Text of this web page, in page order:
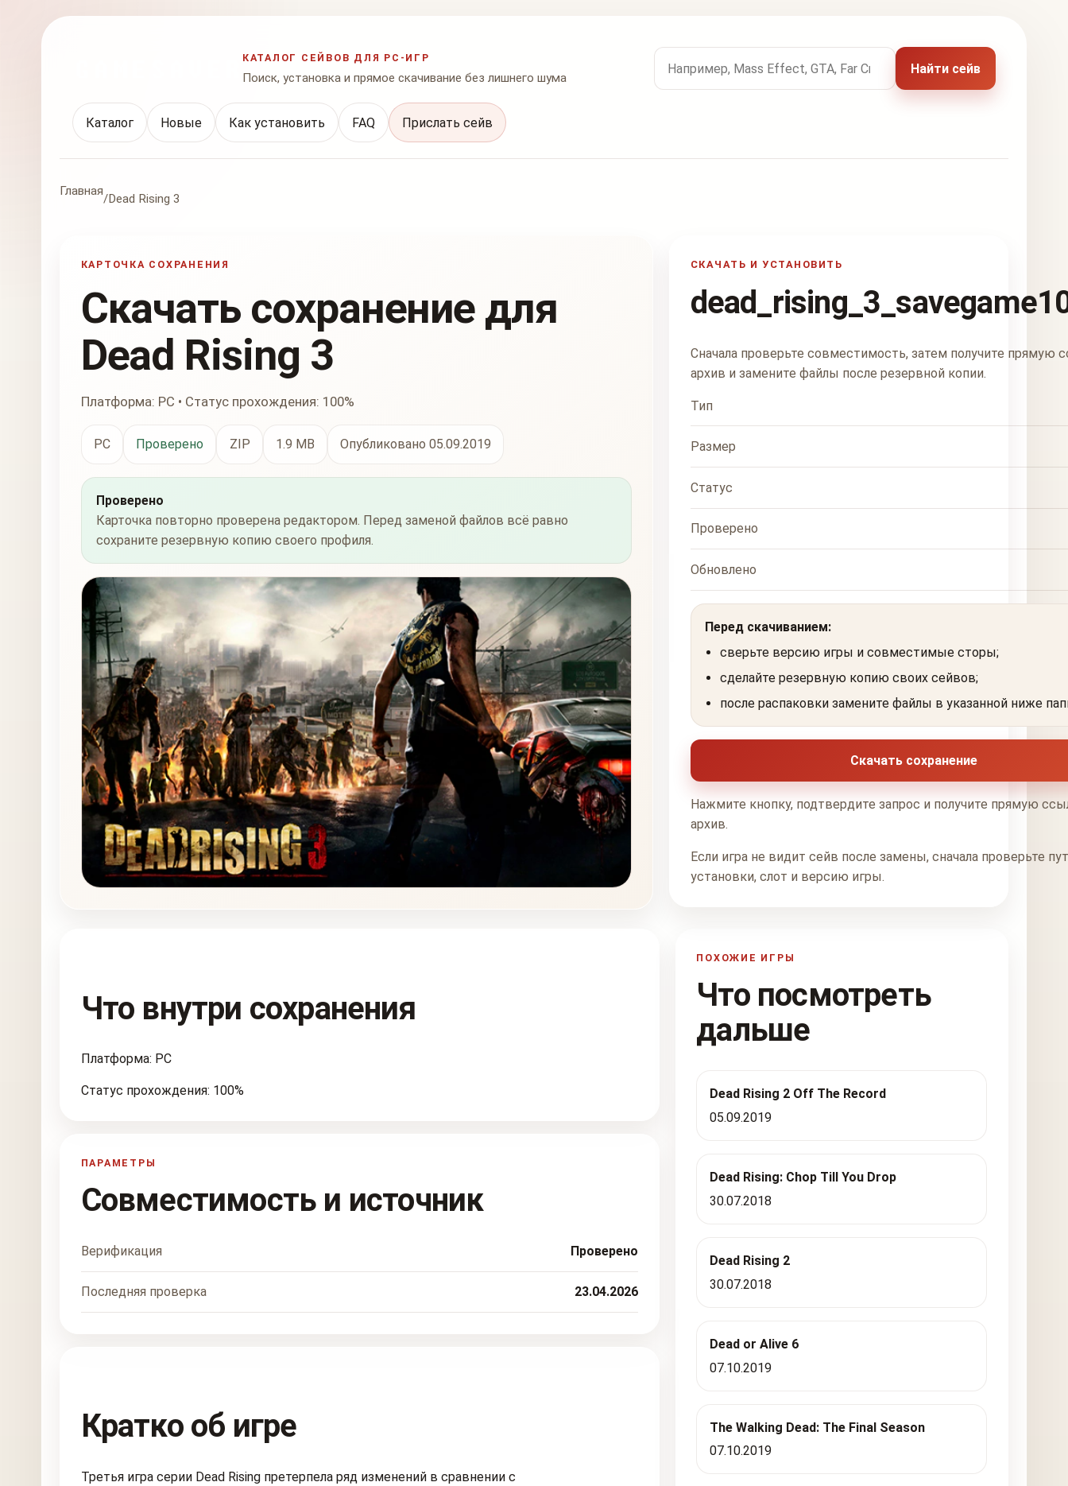
КАТАЛОГ СЕЙВОВ ДЛЯ PC-ИГР
Поиск, установка и прямое скачивание без лишнего шума
Поиск по названию игры
Найти сейв
Каталог Новые Как установить FAQ Прислать сейв
Главная
/Dead Rising 3
КАРТОЧКА СОХРАНЕНИЯ
Скачать сохранение для
Dead Rising 3
Платформа: PC • Статус прохождения: 100%
PC Проверено ZIP 1.9 MB Опубликовано 05.09.2019
Проверено
Карточка повторно проверена редактором. Перед заменой файлов всё равно
сохраните резервную копию своего профиля.
СКАЧАТЬ И УСТАНОВИТЬ
Сначала проверьте совместимость, затем получите прямую
архив и замените файлы после резервной копии.
Тип
Размер
Статус
Проверено
Обновлено
Перед скачиванием:
сверьте версию игры и совместимые сторы;
сделайте резервную копию своих сейвов;
после распаковки замените файлы в указанной ниже
Скачать сохранение
Нажмите кнопку, подтвердите запрос и получите прямую
архив.
Если игра не видит сейв после замены, сначала проверьте
установки, слот и версию игры.
Что внутри сохранения
Платформа: PC
Статус прохождения: 100%
ПАРАМЕТРЫ
Совместимость и источник
Верификация Проверено
Последняя проверка 23.04.2026
Кратко об игре
Третья игра серии Dead Rising претерпела ряд изменений в сравнении с
ПОХОЖИЕ ИГРЫ
Что посмотреть
дальше
Dead Rising 2 Off The Record
05.09.2019
Dead Rising: Chop Till You Drop
30.07.2018
Dead Rising 2
30.07.2018
Dead or Alive 6
07.10.2019
The Walking Dead: The Final Season
07.10.2019